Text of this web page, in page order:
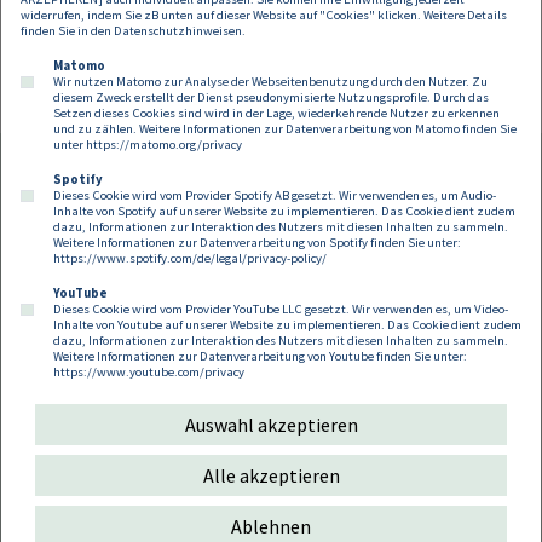
Footer
Kontakt Datenschutz
Impressum
Compliance
Cookies
widerrufen, indem Sie zB unten auf dieser Website auf "Cookies" klicken. Weitere Details
finden Sie in den Datenschutzhinweisen.
Matomo
Wir nutzen Matomo zur Analyse der Webseitenbenutzung durch den Nutzer. Zu
diesem Zweck erstellt der Dienst pseudonymisierte Nutzungsprofile. Durch das
Setzen dieses Cookies sind wird in der Lage, wiederkehrende Nutzer zu erkennen
und zu zählen. Weitere Informationen zur Datenverarbeitung von Matomo finden Sie
unter https://matomo.org/privacy
Spotify
Dieses Cookie wird vom Provider Spotify AB gesetzt. Wir verwenden es, um Audio-
Inhalte von Spotify auf unserer Website zu implementieren. Das Cookie dient zudem
dazu, Informationen zur Interaktion des Nutzers mit diesen Inhalten zu sammeln.
Weitere Informationen zur Datenverarbeitung von Spotify finden Sie unter:
https://www.spotify.com/de/legal/privacy-policy/
YouTube
Dieses Cookie wird vom Provider YouTube LLC gesetzt. Wir verwenden es, um Video-
Inhalte von Youtube auf unserer Website zu implementieren. Das Cookie dient zudem
dazu, Informationen zur Interaktion des Nutzers mit diesen Inhalten zu sammeln.
Weitere Informationen zur Datenverarbeitung von Youtube finden Sie unter:
https://www.youtube.com/privacy
Auswahl akzeptieren
Alle akzeptieren
Ablehnen
Follow us on:
Copyright 2026